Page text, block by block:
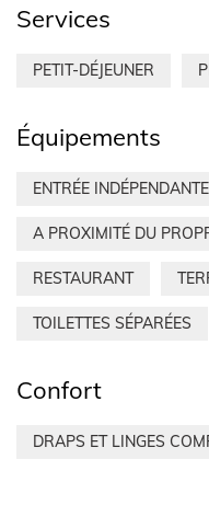
Services
PETIT-DÉJEUNER
Équipements
ENTRÉE INDÉPENDANTE
A PROXIMITÉ DU
RESTAURANT
TOILETTES SÉPARÉES
Confort
DRAPS ET LINGES